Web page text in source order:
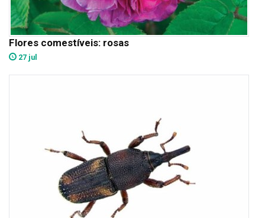
Flores comestíveis: rosas
27 jul